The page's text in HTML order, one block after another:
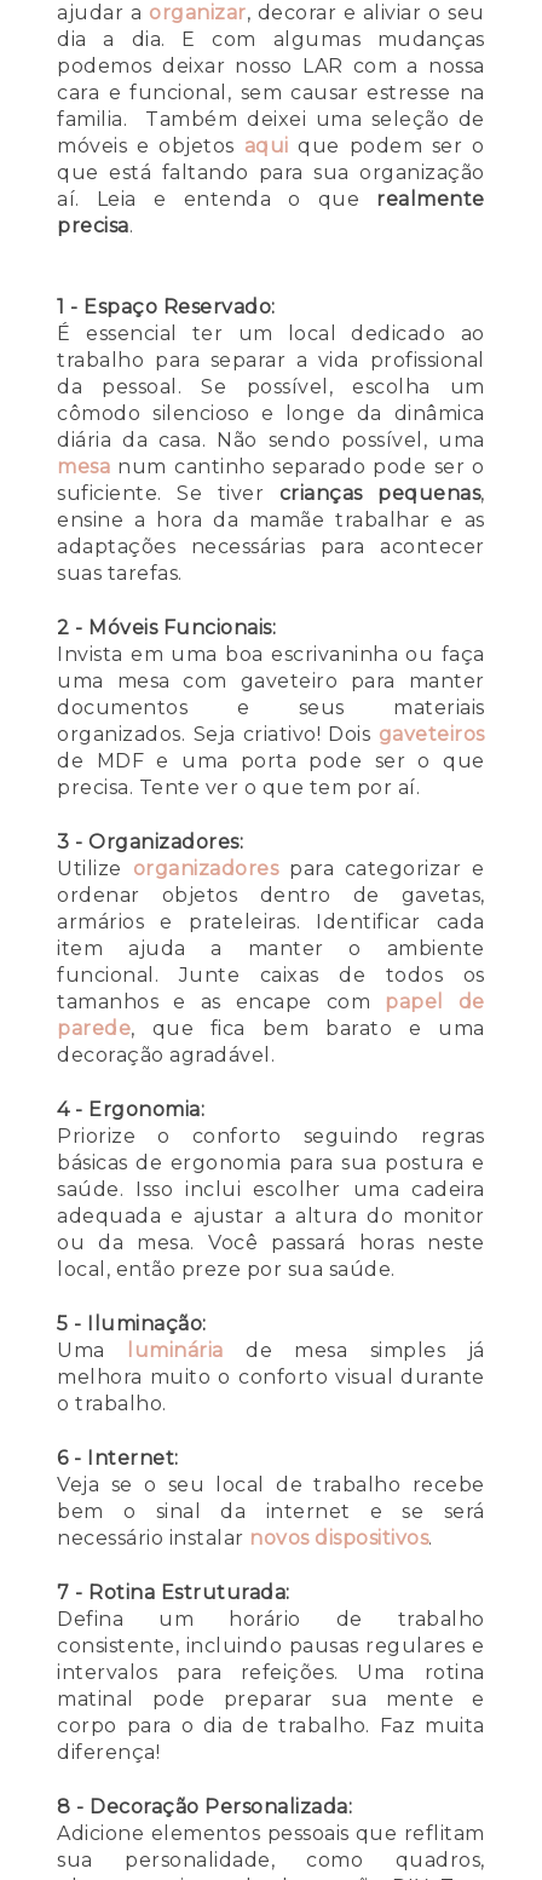
ajudar a organizar, decorar e aliviar o seu
dia a dia. E com algumas mudanças
podemos deixar nosso LAR com a nossa
cara e funcional, sem causar estresse na
familia. Também deixei uma seleção de
móveis e objetos aqui que podem ser o
que está faltando para sua organização
aí. Leia e entenda o que realmente
precisa.
1 - Espaço Reservado:
É essencial ter um local dedicado ao
trabalho para separar a vida profissional
da pessoal. Se possível, escolha um
cômodo silencioso e longe da dinâmica
diária da casa. Não sendo possível, uma
mesa num cantinho separado pode ser o
suficiente. Se tiver crianças pequenas,
ensine a hora da mamãe trabalhar e as
adaptações necessárias para acontecer
suas tarefas.
2 - Móveis Funcionais:
Invista em uma boa escrivaninha ou faça
uma mesa com gaveteiro para manter
documentos e seus materiais
organizados. Seja criativo! Dois gaveteiros
de MDF e uma porta pode ser o que
precisa. Tente ver o que tem por aí.
3 - Organizadores:
Utilize organizadorespara categorizar e
ordenar objetos dentro de gavetas,
armários e prateleiras. Identificar cada
item ajuda a manter o ambiente
funcional. Junte caixas de todos os
tamanhos e as encape com papel de
parede, que fica bem barato e uma
decoração agradável.
4 - Ergonomia:
Priorize o conforto seguindo regras
básicas de ergonomia para sua postura e
saúde. Isso inclui escolher uma cadeira
adequada e ajustar a altura do monitor
ou da mesa. Você passará horas neste
local, então preze por sua saúde.
5 - Iluminação:
Uma
luminária de mesa simples já
melhora muito o conforto visual durante
o trabalho.
6 - Internet:
Veja se o seu local de trabalho recebe
bem o sinal da internet e se será
necessário instalar novos dispositivos.
7 - Rotina Estruturada:
Defina um horário de trabalho
consistente, incluindo pausas regulares e
intervalos para refeições. Uma rotina
matinal pode preparar sua mente e
corpo para o dia de trabalho. Faz muita
diferença!
8 - Decoração Personalizada:
Adicione elementos pessoais que reflitam
sua personalidade, como quadros,